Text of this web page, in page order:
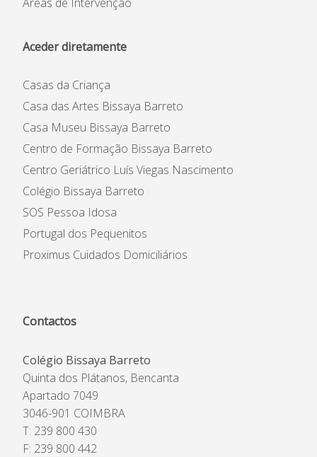
Aceder diretamente
Casas da Criança
Casa das Artes Bissaya Barreto
Casa Museu Bissaya Barreto
Centro de Formação Bissaya Barreto
Centro Geriátrico Luís Viegas Nascimento
Colégio Bissaya Barreto
SOS Pessoa Idosa
Portugal dos Pequenitos
Proximus Cuidados Domiciliários
Contactos
Colégio Bissaya Barreto
Quinta dos Plátanos, Bencanta
Apartado 7049
3046-901 COIMBRA
T: 239 800 430
F: 239 800 442